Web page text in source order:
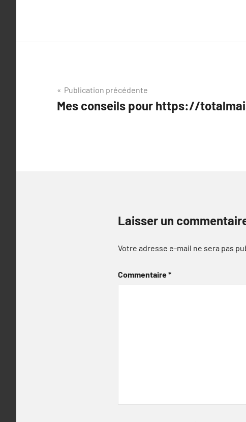
Navigation
de
Publication précédente
Mes conseils pour https://
Laisser un
Votre adresse e-mail ne sera pas
Commentaire*